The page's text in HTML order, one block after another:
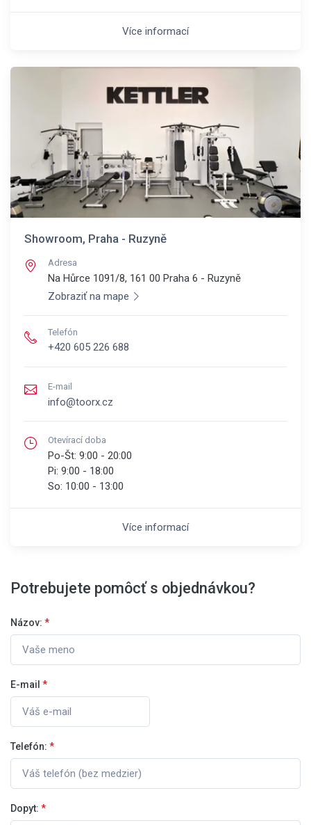
Více informací
Showroom, Praha - Ruzyně
Adresa
Na Hůrce 1091/8, 161 00 Praha 6 - Ruzyně
Zobraziť na mape
Telefón
+420 605 226 688
E-mail
info@toorx.cz
Otevírací doba
Po-Št: 9:00 - 20:00
Pi: 9:00 - 18:00
So: 10:00 - 13:00
Více informací
Potrebujete pomôcť s objednávkou?
Názov: *
E-mail *
Telefón: *
Dopyt: *